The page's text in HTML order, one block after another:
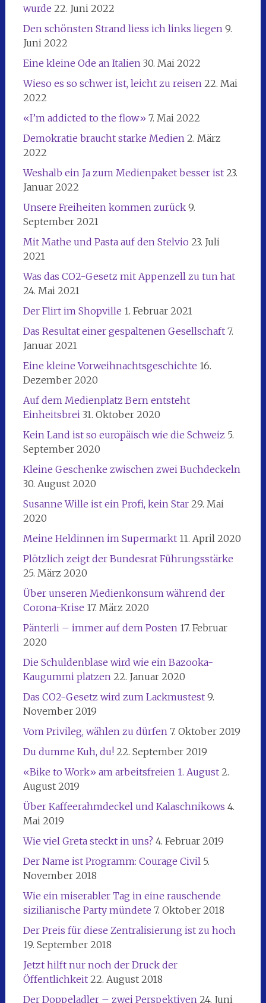
wurde 22. Juni 2022
Den schönsten Strand liess ich links liegen 9.
Juni 2022
Eine kleine Ode an Italien 30. Mai 2022
Wieso es so schwer ist, leicht zu reisen 22. Mai
2022
«I’m addicted to the flow» 7. Mai 2022
Demokratie braucht starke Medien 2. März
2022
Weshalb ein Ja zum Medienpaket besser ist 23.
Januar 2022
Unsere Freiheiten kommen zurück 9.
September 2021
Mit Mathe und Pasta auf den Stelvio 23. Juli
2021
Was das CO2-Gesetz mit Appenzell zu tun hat
24. Mai 2021
Der Flirt im Shopville 1. Februar 2021
Das Resultat einer gespaltenen Gesellschaft 7.
Januar 2021
Eine kleine Vorweihnachtsgeschichte 16.
Dezember 2020
Auf dem Medienplatz Bern entsteht
Einheitsbrei 31. Oktober 2020
Kein Land ist so europäisch wie die Schweiz 5.
September 2020
Kleine Geschenke zwischen zwei Buchdeckeln
30. August 2020
Susanne Wille ist ein Profi, kein Star 29. Mai
2020
Meine Heldinnen im Supermarkt 11. April 2020
Plötzlich zeigt der Bundesrat Führungsstärke
25. März 2020
Über unseren Medienkonsum während der
Corona-Krise 17. März 2020
Pänterli – immer auf dem Posten 17. Februar
2020
Die Schuldenblase wird wie ein Bazooka-
Kaugummi platzen 22. Januar 2020
Das CO2-Gesetz wird zum Lackmustest 9.
November 2019
Vom Privileg, wählen zu dürfen 7. Oktober 2019
Du dumme Kuh, du! 22. September 2019
«Bike to Work» am arbeitsfreien 1. August 2.
August 2019
Über Kaffeerahmdeckel und Kalaschnikows 4.
Mai 2019
Wie viel Greta steckt in uns? 4. Februar 2019
Der Name ist Programm: Courage Civil 5.
November 2018
Wie ein miserabler Tag in eine rauschende
sizilianische Party mündete 7. Oktober 2018
Der Preis für diese Zentralisierung ist zu hoch
19. September 2018
Jetzt hilft nur noch der Druck der
Öffentlichkeit 22. August 2018
Der Doppeladler – zwei Perspektiven 24. Juni